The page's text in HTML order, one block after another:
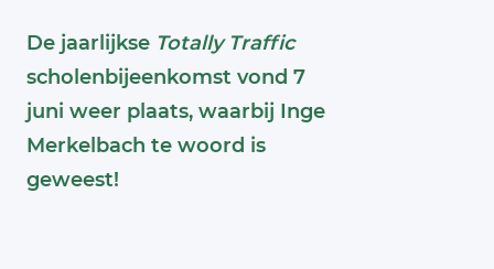
De jaarlijkse Totally Traffic
scholenbijeenkomst vond 7
juni weer plaats, waarbij Inge
Merkelbach te woord is
geweest!